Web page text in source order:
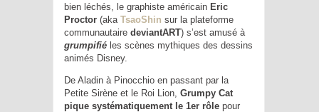
bien léchés, le graphiste américain Eric
Proctor (aka TsaoShin sur la plateforme
communautaire deviantART) s’est amusé à
grumpifié les scènes mythiques des dessins
animés Disney.
De Aladin à Pinocchio en passant par la
Petite Sirène et le Roi Lion, Grumpy Cat
pique systématiquement le 1er rôle pour